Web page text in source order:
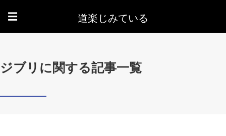
☰ 道楽じみている
ジブリに関する記事一覧